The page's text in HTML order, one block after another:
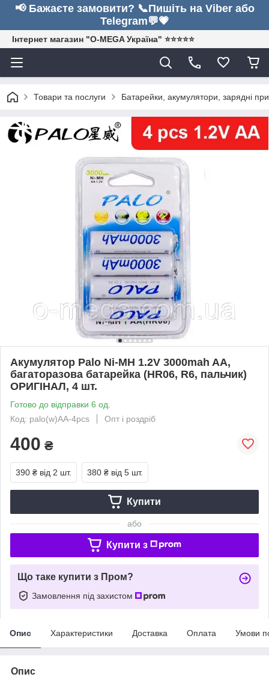
📢 Бажаєте замовити? 📞Пишіть на Viber або
Telegram💬💗
Інтернет магазин "O-MEGA Україна" ⭐⭐⭐⭐⭐
Товари та послуги Батарейки, акумулятори, зарядні
Акумулятор Palo Ni-MH 1.2V 3000mah AA,
багаторазова батарейка (HR06, R6, пальчик)
ОРИГІНАЛ, 4 шт.
Готово до відправки 6 од.
Код: palo(w)AA-4pcs
Опт і роздріб
400 ₴
390 ₴ від 2 шт. 380 ₴ від 5 шт.
Купити
або
Купити з
Що таке купити з Пром?
Замовлення під захистом
Опис Характеристики Доставка Оплата Умови
Опис